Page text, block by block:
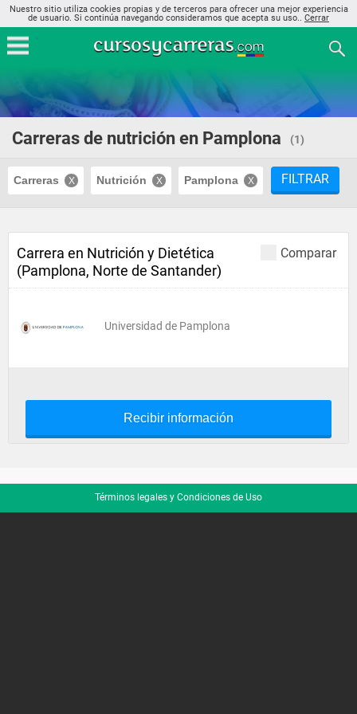
Nuestro sitio utiliza cookies propias y de terceros para ofrecer una mejor experiencia
de usuario. Si continúa navegando consideramos que acepta su uso.. Cerrar
Carreras de nutrición en Pamplona (1)
Carreras Nutrición Pamplona FILTRAR
Comparar
Carrera en Nutrición y Dietética
(Pamplona, Norte de Santander)
Universidad de Pamplona
Recibir información
Términos legales y Condiciones de Uso